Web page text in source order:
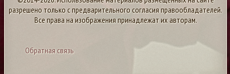
разрешено только с предварительного согласия правообладателей.
Все права на изображения принадлежат их авторам.
Обратная связь